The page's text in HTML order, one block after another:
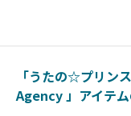
「うたの☆プリ
Agency 」アイテム